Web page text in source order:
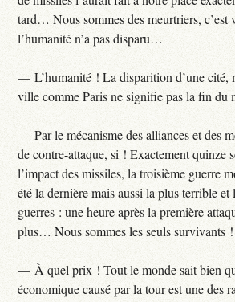
tard… Nous sommes des meurtriers, c’est
l’humanité n’a pas disparu…
— L’humanité ! La disparition d’une cité,
ville comme Paris ne signifie pas la fin du
— Par le mécanisme des alliances et des
de contre-attaque, si ! Exactement quinze
l’impact des missiles, la troisième guerre
été la dernière mais aussi la plus terrible et
guerres : une heure après la première
plus… Nous sommes les seuls survivants !
— À quel prix ! Tout le monde sait bien
économique causé par la tour est une des